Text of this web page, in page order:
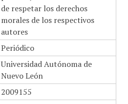
de respetar los derechos
morales de los respectivos
autores
Periódico
Universidad Autónoma de
Nuevo León
2009155